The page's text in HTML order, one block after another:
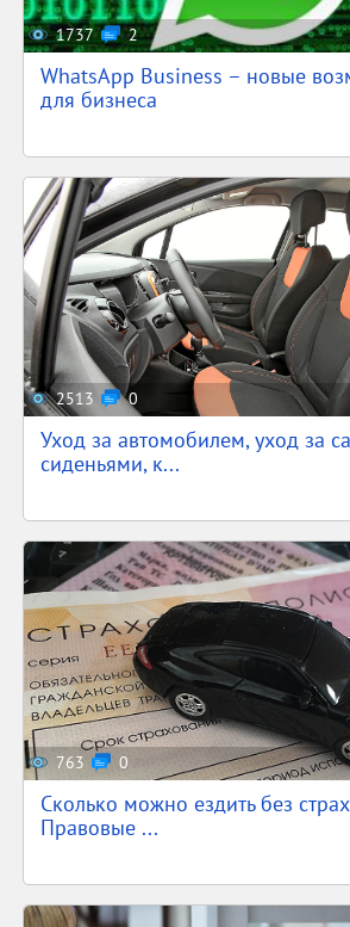
1737 2
WhatsApp Business – новые
для бизнеса
2513 0
Уход за автомобилем, уход за
сиденьями, к...
763 0
Сколько можно ездить без
Правовые ...